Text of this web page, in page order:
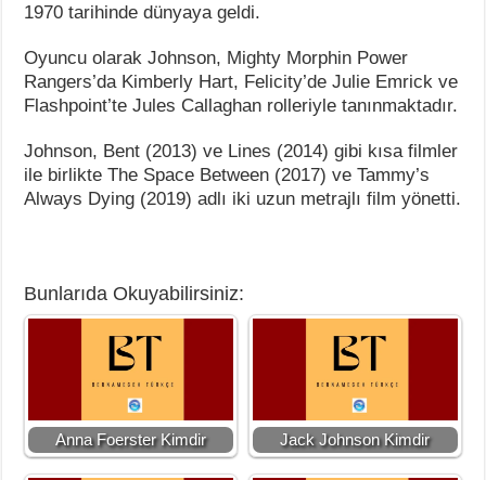
1970 tarihinde dünyaya geldi.
Oyuncu olarak Johnson, Mighty Morphin Power
Rangers’da Kimberly Hart, Felicity’de Julie Emrick ve
Flashpoint’te Jules Callaghan rolleriyle tanınmaktadır.
Johnson, Bent (2013) ve Lines (2014) gibi kısa filmler
ile birlikte The Space Between (2017) ve Tammy’s
Always Dying (2019) adlı iki uzun metrajlı film yönetti.
Bunlarıda Okuyabilirsiniz:
Anna Foerster Kimdir Jack Johnson Kimdir